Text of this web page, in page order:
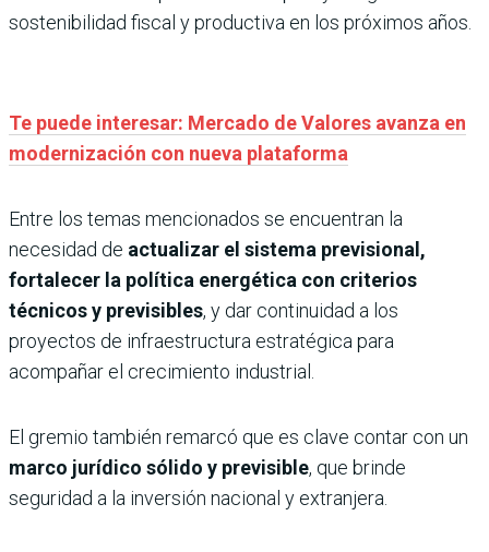
sostenibilidad fiscal y productiva en los próximos años.
Te puede interesar: Mercado de Valores avanza en
modernización con nueva plataforma
Entre los temas mencionados se encuentran la
necesidad de actualizar el sistema previsional,
fortalecer la política energética con criterios
técnicos y previsibles, y dar continuidad a los
proyectos de infraestructura estratégica para
acompañar el crecimiento industrial.
El gremio también remarcó que es clave contar con un
marco jurídico sólido y previsible, que brinde
seguridad a la inversión nacional y extranjera.